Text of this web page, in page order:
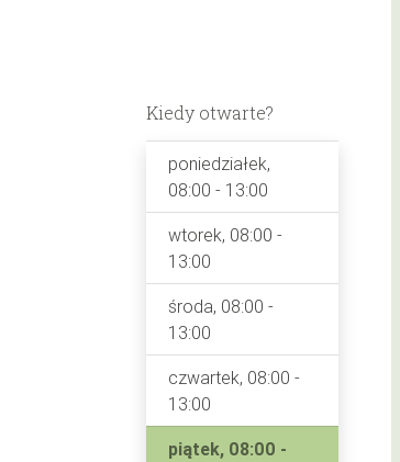
Kiedy otwarte?
poniedziałek,
08:00 - 13:00
wtorek, 08:00 -
13:00
środa, 08:00 -
13:00
czwartek, 08:00 -
13:00
piątek, 08:00 -